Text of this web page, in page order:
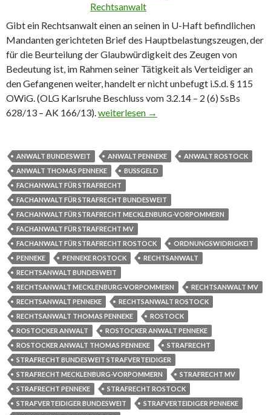
Gibt ein Rechtsanwalt einen an seinen in U-Haft befindlichen
Mandanten gerichteten Brief des Hauptbelastungszeugen, der
für die Beurteilung der Glaubwürdigkeit des Zeugen von
Bedeutung ist, im Rahmen seiner Tätigkeit als Verteidiger an
den Gefangenen weiter, handelt er nicht unbefugt i.S.d. § 115
OWiG. (OLG Karlsruhe Beschluss vom 3.2.14 – 2 (6) SsBs
628/13 – AK 166/13).Weitergabe von Unterlagen an
weiterlesen →
ANWALT BUNDESWEIT ANWALT PENNEKE
ANWALT ROSTOCK
ANWALT THOMAS PENNEKE
BUSSGELD
FACHANWALT FÜR STRAFRECHT
FACHANWALT FÜR STRAFRECHT BUNDESWEIT
FACHANWALT FÜR STRAFRECHT MECKLENBURG-VORPOMMERN
FACHANWALT FÜR STRAFRECHT MV
FACHANWALT FÜR STRAFRECHT ROSTOCK
ORDNUNGSWIDRIGKEIT
PENNEKE
PENNEKE ROSTOCK
RECHTSANWALT
RECHTSANWALT BUNDESWEIT
RECHTSANWALT MECKLENBURG-VORPOMMERN
RECHTSANWALT MV
RECHTSANWALT PENNEKE
RECHTSANWALT ROSTOCK
RECHTSANWALT THOMAS PENNEKE
ROSTOCK
ROSTOCKER ANWALT
ROSTOCKER ANWALT PENNEKE
ROSTOCKER ANWALT THOMAS PENNEKE
STRAFRECHT
STRAFRECHT BUNDESWEIT STRAFVERTEIDIGER
STRAFRECHT MECKLENBURG-VORPOMMERN
STRAFRECHT MV
STRAFRECHT PENNEKE
STRAFRECHT ROSTOCK
STRAFVERTEIDIGER BUNDESWEIT
STRAFVERTEIDIGER PENNEKE